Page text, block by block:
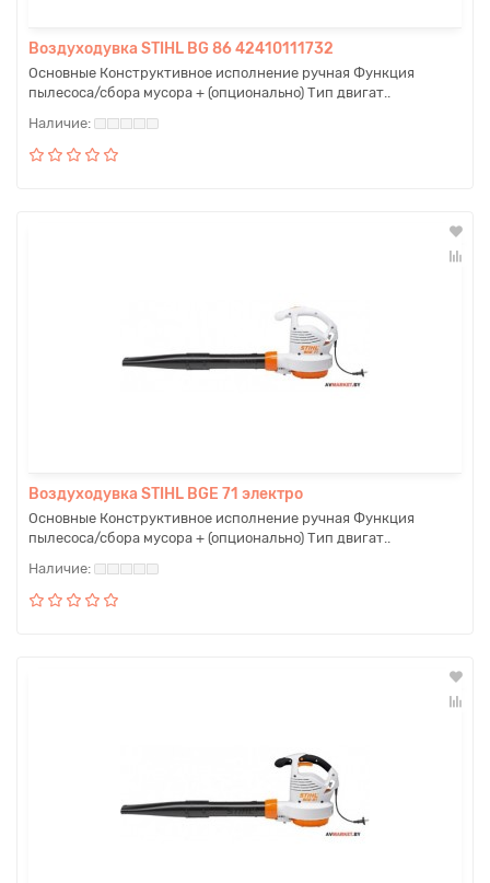
Воздуходувка STIHL BG 86 42410111732
Основные Конструктивное исполнение ручная Функция
пылесоса/сбора мусора + (опционально) Тип двигат..
Воздуходувка STIHL BGE 71 электро
Основные Конструктивное исполнение ручная Функция
пылесоса/сбора мусора + (опционально) Тип двигат..